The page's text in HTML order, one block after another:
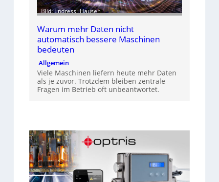
Bild: Endress+Hauser
Warum mehr Daten nicht
automatisch bessere Maschinen
bedeuten
Allgemein
Viele Maschinen liefern heute mehr Daten
als je zuvor. Trotzdem bleiben zentrale
Fragen im Betrieb oft unbeantwortet.